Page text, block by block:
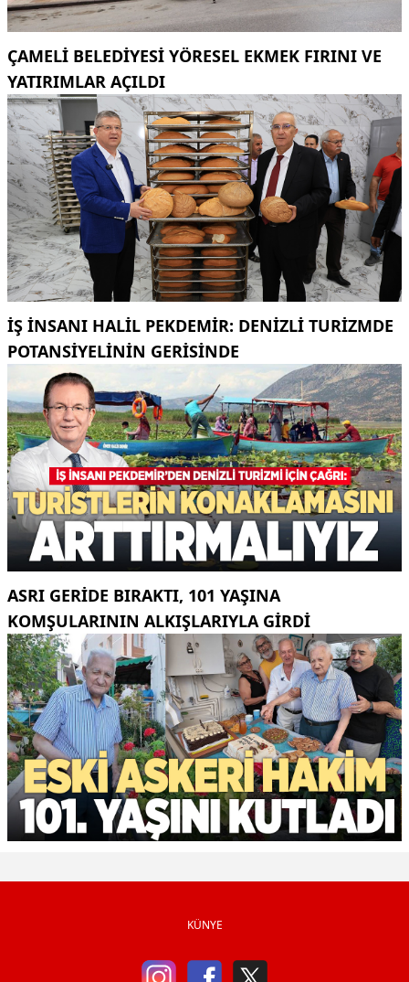
ÇAMELI BELEDIYESI YÖRESEL EKMEK FIRINI VE
YATIRIMLAR AÇILDI
İŞ INSANI HALIL PEKDEMIR: DENIZLI TURIZMDE
POTANSIYELININ GERISINDE
ASRI GERIDE BIRAKTI, 101 YAŞINA
KOMŞULARININ ALKIŞLARIYLA GIRDI
KÜNYE